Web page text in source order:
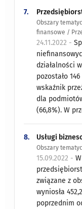
7.
Obszary
finansowe /
24.11.2022 -
działalności
pozostało
wskaźnik
dla
(66,8%). W
8. Usługi
Obszary
15.09.2022 -
związane z
wyniosła
poprzednim